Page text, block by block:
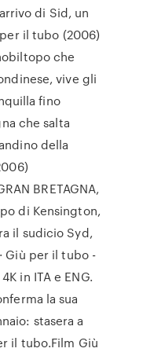
di Sid, un
il tubo (2006)
che
vive gli
fino
che salta
della
BRETAGNA,
di Kensington,
il sudicio Syd,
Giù per il tubo -
in ITA e ENG.
la sua
stasera a
il tubo.Film Giù